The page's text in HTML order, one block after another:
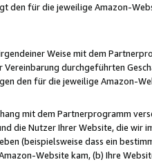
den für die jeweilige Amazon-
Weise mit dem
Vereinbarung durchgeführten
den für die jeweilige Amazon-
mit dem Partnerprogramm
die Nutzer Ihrer Website, die
(beispielsweise dass ein
Website kam, (b) Ihre